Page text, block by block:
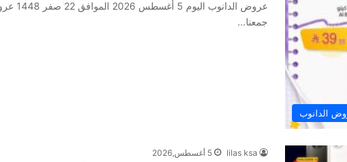
الدانوب
جمعنا…
lilas ksa 5 أغسطس,2026